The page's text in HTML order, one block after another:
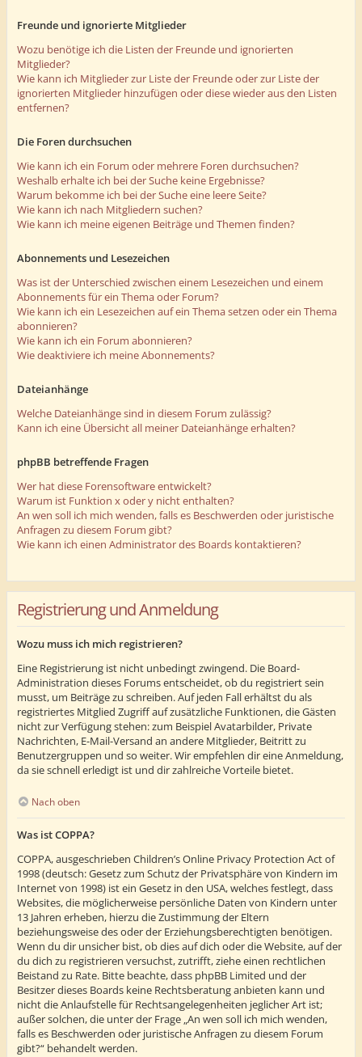
Freunde und ignorierte Mitglieder
Wozu benötige ich die Listen der Freunde und ignorierten
Mitglieder?
Wie kann ich Mitglieder zur Liste der Freunde oder zur Liste der
ignorierten Mitglieder hinzufügen oder diese wieder aus den Listen
entfernen?
Die Foren durchsuchen
Wie kann ich ein Forum oder mehrere Foren durchsuchen?
Weshalb erhalte ich bei der Suche keine Ergebnisse?
Warum bekomme ich bei der Suche eine leere Seite?
Wie kann ich nach Mitgliedern suchen?
Wie kann ich meine eigenen Beiträge und Themen finden?
Abonnements und Lesezeichen
Was ist der Unterschied zwischen einem Lesezeichen und einem
Abonnements für ein Thema oder Forum?
Wie kann ich ein Lesezeichen auf ein Thema setzen oder ein Thema
abonnieren?
Wie kann ich ein Forum abonnieren?
Wie deaktiviere ich meine Abonnements?
Dateianhänge
Welche Dateianhänge sind in diesem Forum zulässig?
Kann ich eine Übersicht all meiner Dateianhänge erhalten?
phpBB betreffende Fragen
Wer hat diese Forensoftware entwickelt?
Warum ist Funktion x oder y nicht enthalten?
An wen soll ich mich wenden, falls es Beschwerden oder juristische
Anfragen zu diesem Forum gibt?
Wie kann ich einen Administrator des Boards kontaktieren?
Registrierung und Anmeldung
Wozu muss ich mich registrieren?
Eine Registrierung ist nicht unbedingt zwingend. Die Board-
Administration dieses Forums entscheidet, ob du registriert sein
musst, um Beiträge zu schreiben. Auf jeden Fall erhältst du als
registriertes Mitglied Zugriff auf zusätzliche Funktionen, die Gästen
nicht zur Verfügung stehen: zum Beispiel Avatarbilder, Private
Nachrichten, E-Mail-Versand an andere Mitglieder, Beitritt zu
Benutzergruppen und so weiter. Wir empfehlen dir eine Anmeldung,
da sie schnell erledigt ist und dir zahlreiche Vorteile bietet.
Nach oben
Was ist COPPA?
COPPA, ausgeschrieben Children’s Online Privacy Protection Act of
1998 (deutsch: Gesetz zum Schutz der Privatsphäre von Kindern im
Internet von 1998) ist ein Gesetz in den USA, welches festlegt, dass
Websites, die möglicherweise persönliche Daten von Kindern unter
13 Jahren erheben, hierzu die Zustimmung der Eltern
beziehungsweise des oder der Erziehungsberechtigten benötigen.
Wenn du dir unsicher bist, ob dies auf dich oder die Website, auf der
du dich zu registrieren versuchst, zutrifft, ziehe einen rechtlichen
Beistand zu Rate. Bitte beachte, dass phpBB Limited und der
Besitzer dieses Boards keine Rechtsberatung anbieten kann und
nicht die Anlaufstelle für Rechtsangelegenheiten jeglicher Art ist;
außer solchen, die unter der Frage „An wen soll ich mich wenden,
falls es Beschwerden oder juristische Anfragen zu diesem Forum
gibt?“ behandelt werden.